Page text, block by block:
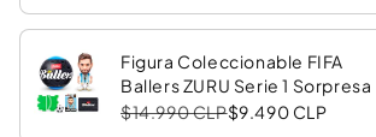
Figura Coleccionable FIFA
Ballers ZURU Serie 1 Sorpresa
$14.990 CLP$9.490 CLP